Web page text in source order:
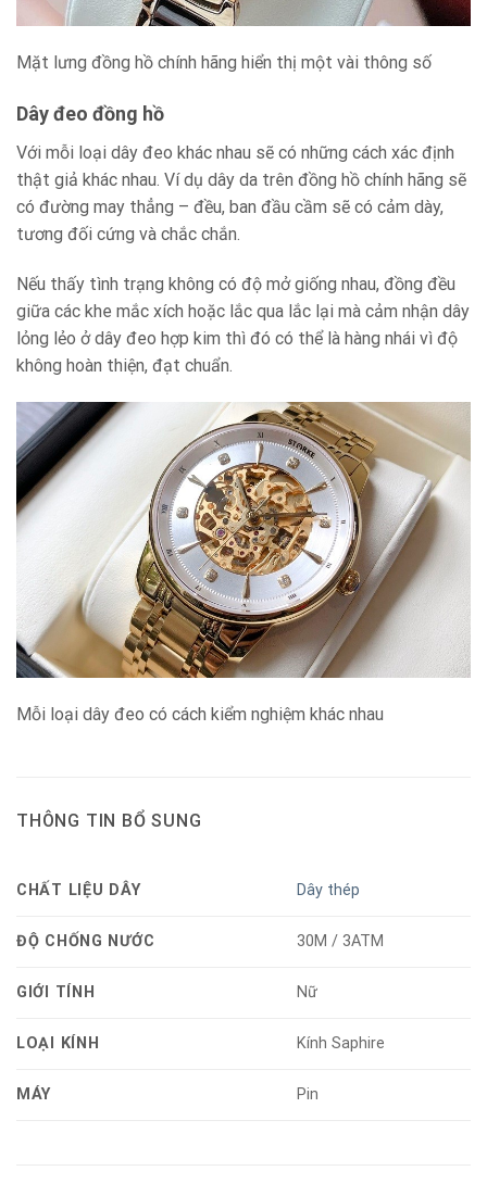
Mặt lưng đồng hồ chính hãng hiển thị một vài thông số
Dây đeo đồng hồ
Với mỗi loại dây đeo khác nhau sẽ có những cách xác định
thật giả khác nhau. Ví dụ dây da trên đồng hồ chính hãng sẽ
có đường may thẳng – đều, ban đầu cầm sẽ có cảm dày,
tương đối cứng và chắc chắn.
Nếu thấy tình trạng không có độ mở giống nhau, đồng đều
giữa các khe mắc xích hoặc lắc qua lắc lại mà cảm nhận dây
lỏng lẻo ở dây đeo hợp kim thì đó có thể là hàng nhái vì độ
không hoàn thiện, đạt chuẩn.
Mỗi loại dây đeo có cách kiểm nghiệm khác nhau
THÔNG TIN BỔ SUNG
CHẤT LIỆU DÂY Dây thép
ĐỘ CHỐNG NƯỚC 30M / 3ATM
GIỚI TÍNH Nữ
LOẠI KÍNH Kính Saphire
MÁY Pin